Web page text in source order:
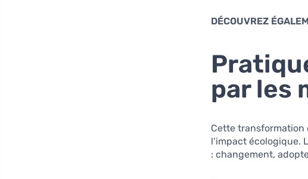
DÉCOUVREZ
par les
Cette transformation
l’impact écologique.
changement,